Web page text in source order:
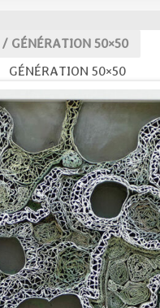
/ GÉNÉRATION 50×50
GÉNÉRATION 50×50